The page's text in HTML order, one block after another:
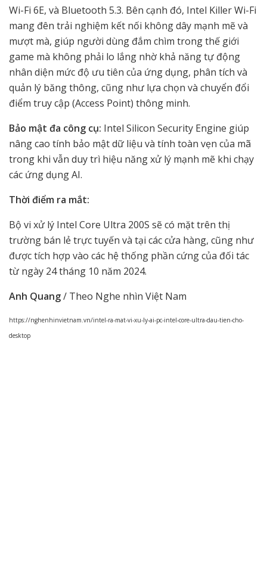
Wi-Fi 6E, và Bluetooth 5.3. Bên cạnh đó, Intel Killer Wi-Fi
mang đên trải nghiệm kết nối không dây mạnh mẽ và
mượt mà, giúp người dùng đắm chìm trong thế giới
game mà không phải lo lắng nhờ khả năng tự động
nhân diện mức độ ưu tiên của ứng dụng, phân tích và
quản lý băng thông, cũng như lựa chọn và chuyển đổi
điểm truy cập (Access Point) thông minh.
Bảo mật đa công cụ: Intel Silicon Security Engine giúp
nâng cao tính bảo mật dữ liệu và tính toàn vẹn của mã
trong khi vẫn duy trì hiệu năng xử lý mạnh mẽ khi chạy
các ứng dụng AI.
Thời điểm ra mắt:
Bộ vi xử lý Intel Core Ultra 200S sẽ có mặt trên thị
trường bán lẻ trực tuyến và tại các cửa hàng, cũng như
được tích hợp vào các hệ thống phần cứng của đối tác
từ ngày 24 tháng 10 năm 2024.
Anh Quang/ Theo Nghe nhìn Việt Nam
https://nghenhinvietnam.vn/intel-ra-mat-vi-xu-ly-ai-pc-intel-core-ultra-dau-tien-cho-
desktop